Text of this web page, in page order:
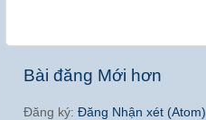
Bài đăng Mới hơn
Đăng ký: Đăng Nhận xét (Atom)